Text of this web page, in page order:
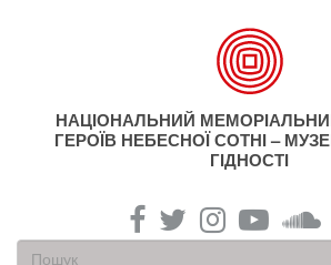
НАЦІОНАЛЬНИЙ
ГЕРОЇВ НЕБЕСНОЇ СОТНІ –
ГІДНОСТІ